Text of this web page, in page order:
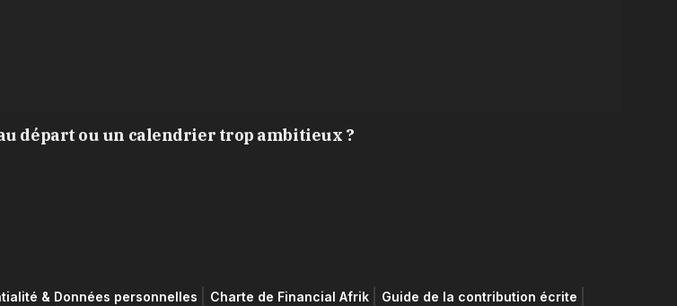
départ ou un calendrier trop ambitieux ?
& Données personnelles Charte de Financial Afrik Guide de la contribution écrite